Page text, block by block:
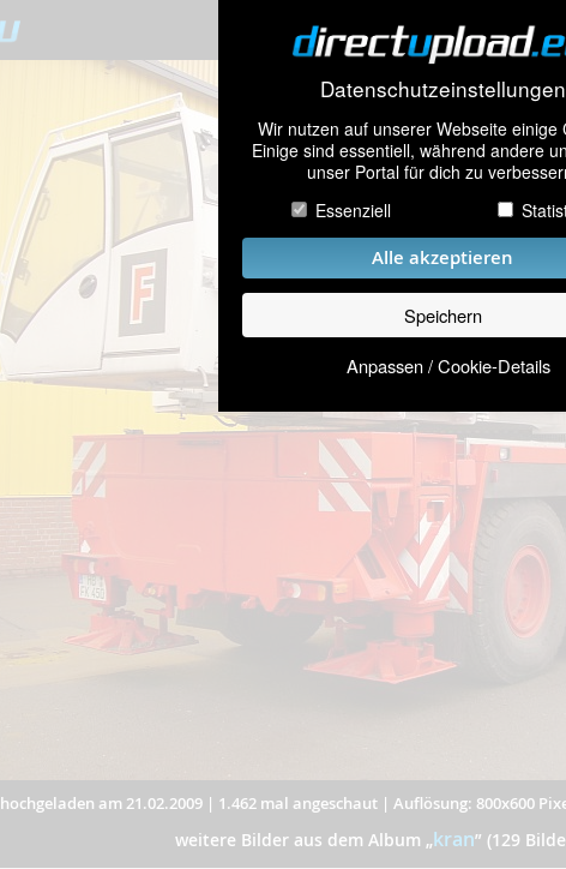
Datenschutzeinstellungen
Wir nutzen auf unserer Webseite einige
Einige sind essentiell, während andere
unser Portal für dich zu
Essenziell
Alle akzeptieren
Speichern
Anpassen / Cookie-Details
hochgeladen am 21.02.2009| 1.462 mal angeschaut| Auflösung: 800x600
weitere Bilder aus dem Album „kran” (129